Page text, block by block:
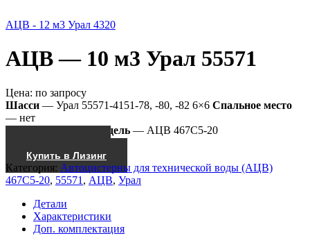
АЦВ - 12 м3 Урал 4320
АЦВ — 10 м3 Урал 55571
Цена: по запросу
Шасси — Урал 55571-4151-78, -80, -82 6×6 Спальное место
— нет
Модель — АЦВ 467С5-20
Купить в Лизинг
Категория: Автоцистерны для технической воды (АЦВ)
467С5-20, 55571 , АЦВ, Урал
Детали
Характеристики
Доп. комплектация